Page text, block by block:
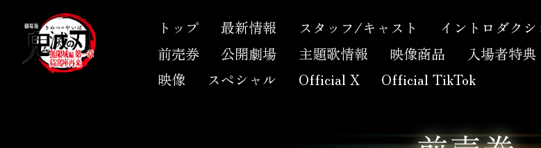
トップ 最新情報 スタッフ/キャスト イントロダクシ
前売券
公開劇場 主題歌情報 映像商品 入場者特典
映像
スペシャル Official X Official TikTok